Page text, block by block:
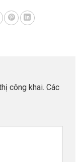
công khai. Các